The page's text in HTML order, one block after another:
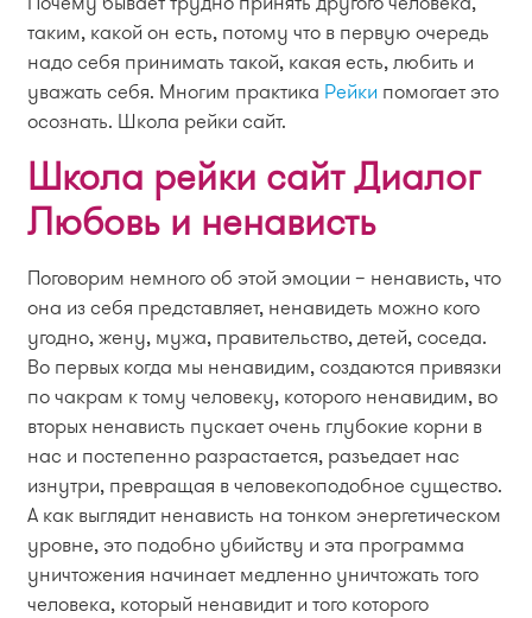
таким, какой он есть, потому что в первую очередь
надо себя принимать такой, какая есть, любить и
уважать себя. Многим практика Рейки помогает это
осознать. Школа рейки сайт.
Школа рейки сайт Диалог
Любовь и ненависть
Поговорим немного об этой эмоции – ненависть, что
она из себя представляет, ненавидеть можно кого
угодно, жену, мужа, правительство, детей, соседа.
Во первых когда мы ненавидим, создаются привязки
по чакрам к тому человеку, которого ненавидим, во
вторых ненависть пускает очень глубокие корни в
нас и постепенно разрастается, разъедает нас
изнутри, превращая в человекоподобное существо.
А как выглядит ненависть на тонком энергетическом
уровне, это подобно убийству и эта программа
уничтожения начинает медленно уничтожать того
человека, который ненавидит и того которого